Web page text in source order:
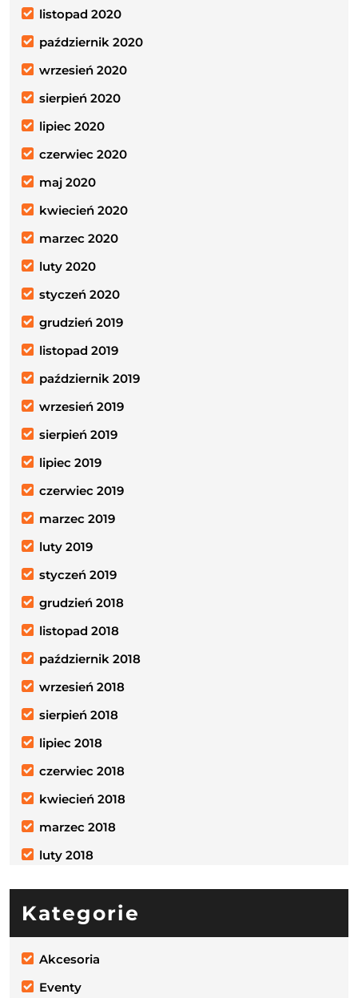
listopad 2020
październik 2020
wrzesień 2020
sierpień 2020
lipiec 2020
czerwiec 2020
maj 2020
kwiecień 2020
marzec 2020
luty 2020
styczeń 2020
grudzień 2019
listopad 2019
październik 2019
wrzesień 2019
sierpień 2019
lipiec 2019
czerwiec 2019
marzec 2019
luty 2019
styczeń 2019
grudzień 2018
listopad 2018
październik 2018
wrzesień 2018
sierpień 2018
lipiec 2018
czerwiec 2018
kwiecień 2018
marzec 2018
luty 2018
Kategorie
Akcesoria
Eventy